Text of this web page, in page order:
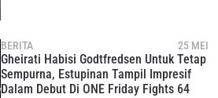
BERITA 25 MEI
Gheirati Habisi Godtfredsen Untuk Tetap
Sempurna, Estupinan Tampil Impresif
Dalam Debut Di ONE Friday Fights 64